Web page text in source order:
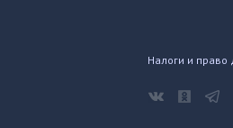
Налоги и право